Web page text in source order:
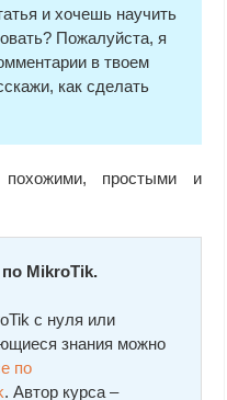
и хочешь научить
Пожалуйста, я
в твоем
как сделать
похожими, простыми и
MikroTik.
с нуля или
знания можно
по
. Автор курcа –